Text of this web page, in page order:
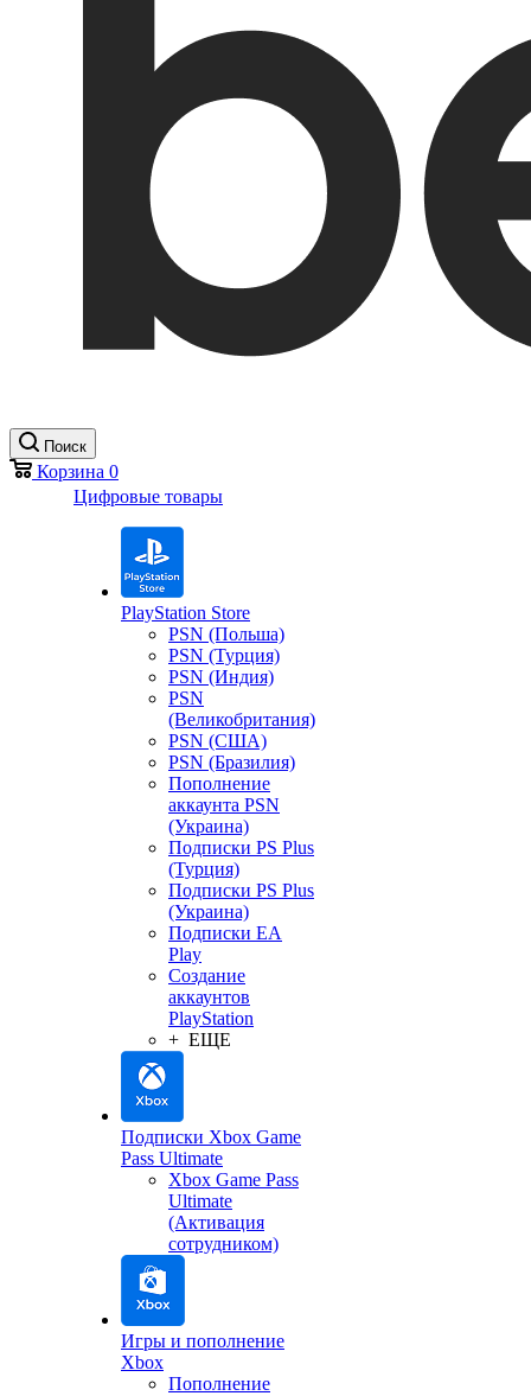
Поиск
Корзина 0
Цифровые товары
PlayStation Store
PSN (Польша)
PSN (Турция)
PSN (Индия)
PSN
(Великобритания)
PSN (США)
PSN (Бразилия)
Пополнение
аккаунта PSN
(Украина)
Подписки PS Plus
(Турция)
Подписки PS Plus
(Украина)
Подписки EA
Play
Создание
аккаунтов
PlayStation
+ ЕЩЕ
Подписки Xbox Game
Pass Ultimate
Xbox Game Pass
Ultimate
(Активация
сотрудником)
Игры и пополнение
Xbox
Пополнение